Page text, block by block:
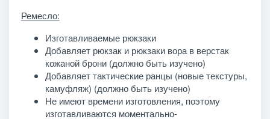
Ремесло:
Изготавливаемые рюкзаки
Добавляет рюкзак и рюкзаки вора в верстак
кожаной брони (должно быть изучено)
Добавляет тактические ранцы (новые текстуры,
камуфляж) (должно быть изучено)
Не имеют времени изготовления, поэтому
изготавливаются моментально-